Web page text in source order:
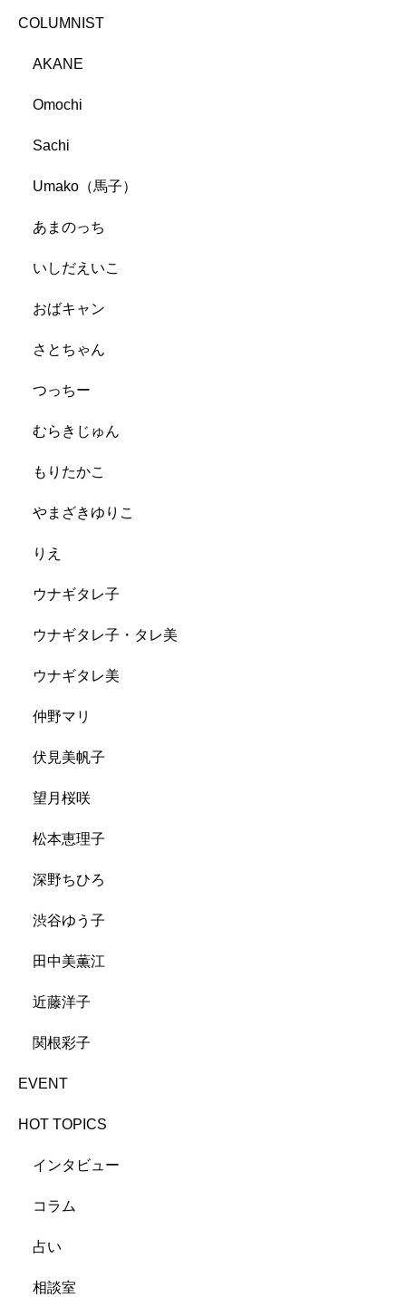
COLUMNIST
AKANE
Omochi
Sachi
Umako（馬子）
あまのっち
いしだえいこ
おばキャン
さとちゃん
つっちー
むらきじゅん
もりたかこ
やまざきゆりこ
りえ
ウナギタレ子
ウナギタレ子・タレ美
ウナギタレ美
仲野マリ
伏見美帆子
望月桜咲
松本恵理子
深野ちひろ
渋谷ゆう子
田中美薫江
近藤洋子
関根彩子
EVENT
HOT TOPICS
インタビュー
コラム
占い
相談室